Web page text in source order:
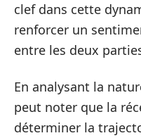
clef dans cette
renforcer un
entre les deux
En analysant la
peut noter que la
déterminer la